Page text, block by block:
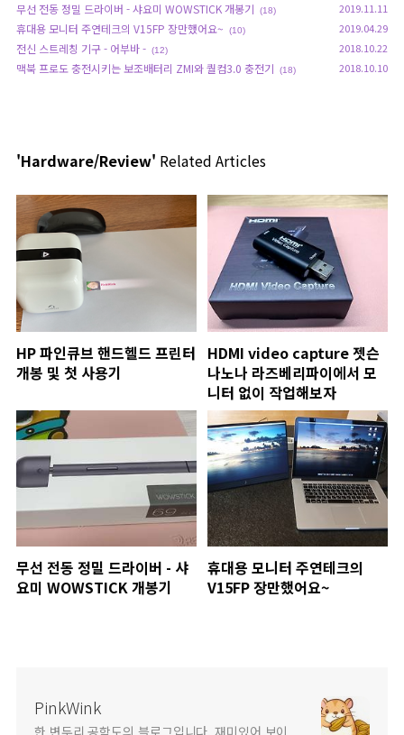
무선 전동 정밀 드라이버 - 샤요미 WOWSTICK 개봉기 (18) 2019.11.11
휴대용 모니터 주연테크의 V15FP 장만했어요~ (10) 2019.04.29
전신 스트레칭 기구 - 어부바 - (12) 2018.10.22
맥북 프로도 충전시키는 보조배터리 ZMI와 퀄컴3.0 충전기 (18) 2018.10.10
'Hardware/Review' Related Articles
HP 파인큐브 핸드헬드 프린터
개봉 및 첫 사용기
HDMI video capture 젯슨
나노나 라즈베리파이에서 모
니터 없이 작업해보자
무선 전동 정밀 드라이버 - 샤
요미 WOWSTICK 개봉기
휴대용 모니터 주연테크의
V15FP 장만했어요~
PinkWink